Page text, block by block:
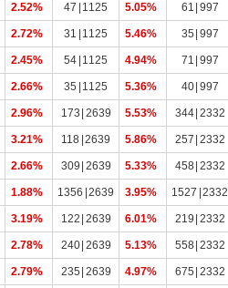
2.52% 47 1125 5.05% 61 997
2.72% 31 1125 5.46% 35 997
2.45% 54 1125 4.94% 71 997
2.66% 35 1125 5.36% 40 997
2.96% 173 2639 5.53% 344 2332
3.21% 118 2639 5.86% 257 2332
2.66% 309 2639 5.33% 458 2332
1.88% 1356 2639 3.95% 1527 2332
3.19% 122 2639 6.01% 219 2332
2.78% 240 2639 5.13% 558 2332
2.79% 235 2639 4.97% 675 2332